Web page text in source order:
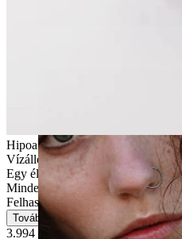
Hipoallergén
Vízálló
Egy életen át kitarthat
Mindennapi használat
Felhasználóbarát
Tovább
3.994 Ft 4.699 Ft